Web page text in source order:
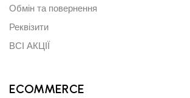
Обмін та повернення
Реквізити
ВСІ АКЦІЇ
ECOMMERCE